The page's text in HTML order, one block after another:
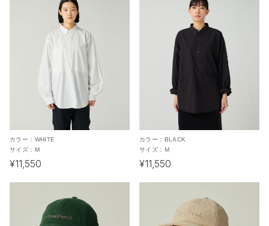
カラー： WHITE
サイズ： M
¥11,550
カラー： BLACK
サイズ： M
¥11,550